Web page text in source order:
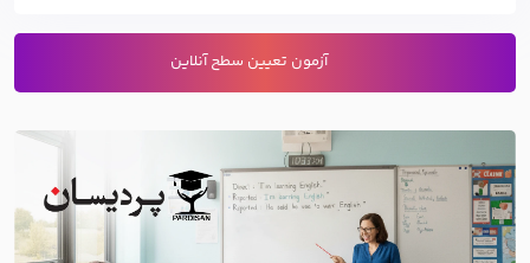
آزمون تعیین سطح آنلاین